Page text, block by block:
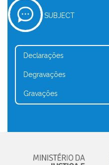
SUBJECT
Declarações
Degravações
Gravações